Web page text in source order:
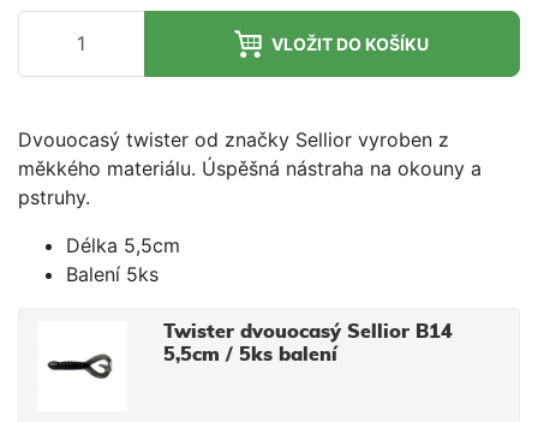
VLOŽIT DO KOŠÍKU
Dvouocasý twister od značky Sellior vyroben z
měkkého materiálu. Úspěšná nástraha na okouny a
pstruhy.
Délka 5,5cm
Balení 5ks
Twister dvouocasý Sellior B14
5,5cm / 5ks balení